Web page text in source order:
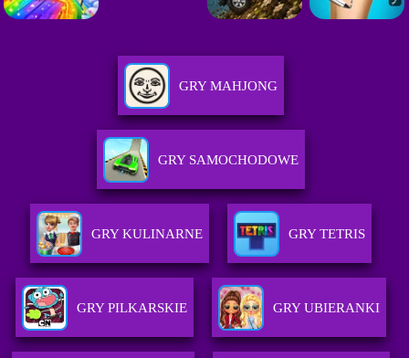
GRY MAHJONG
GRY SAMOCHODOWE
GRY KULINARNE GRY TETRIS
GRY PILKARSKIE GRY UBIERANKI